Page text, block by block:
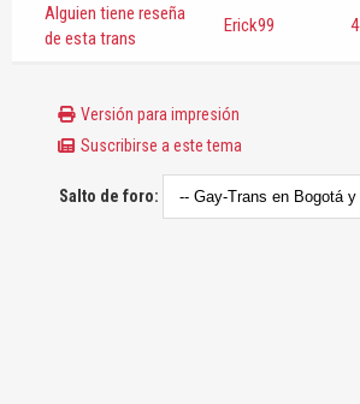
Alguien tiene reseña
de esta trans
Erick99 4
Versión para impresión
Suscribirse a este tema
Salto de foro: